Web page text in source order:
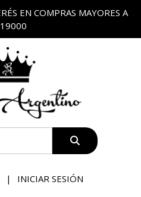
EN COMPRAS MAYORES A
INICIAR SESIÓN